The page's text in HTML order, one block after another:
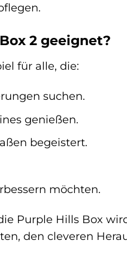
2 geeignet?
für alle, die:
suchen.
genießen.
begeistert.
möchten.
Purple Hills Box
den cleveren